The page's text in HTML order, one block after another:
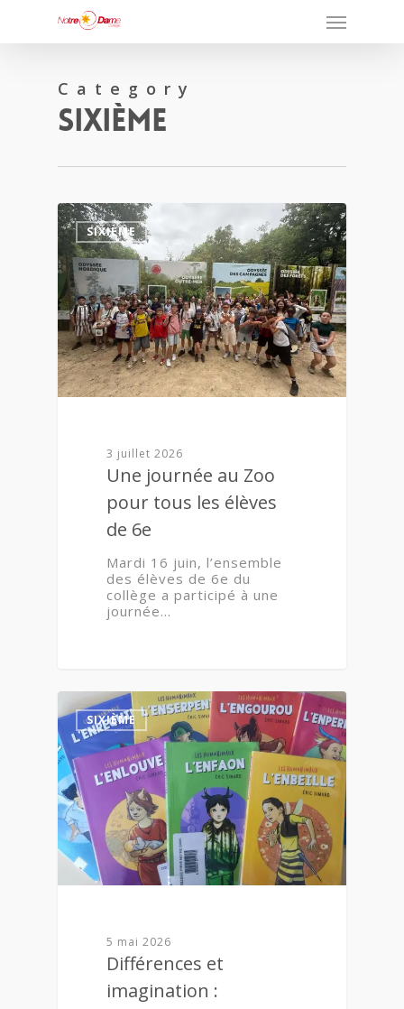
Category
Sixième
SIXIÈME
3 juillet 2026
Une journée au Zoo
pour tous les élèves
de 6e
Mardi 16 juin, l’ensemble
des élèves de 6e du
collège a participé à une
journée…
SIXIÈME
5 mai 2026
Différences et
imagination :
0